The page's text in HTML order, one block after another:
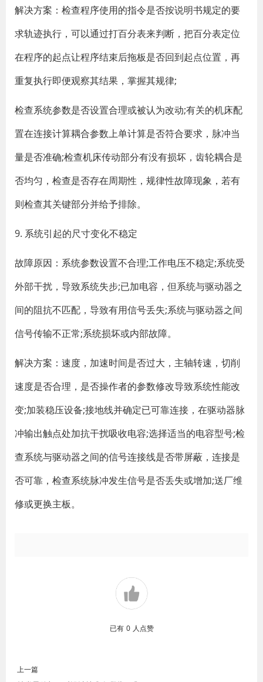
解决方案：检查程序使用的指令是否按说明书规定的要
求轨迹执行，可以通过打百分表来判断，把百分表定位
在程序的起点让程序结束后拖板是否回到起点位置，再
重复执行即便观察其结果，掌握其规律;
检查系统参数是否设置合理或被认为改动;有关的机床配
置在连接计算耦合参数上单计算是否符合要求，脉冲当
量是否准确;检查机床传动部分有没有损坏，齿轮耦合是
否均匀，检查是否存在周期性，规律性故障现象，若有
则检查其关键部分并给予排除。
9. 系统引起的尺寸变化不稳定
故障原因：系统参数设置不合理;工作电压不稳定;系统受
外部干扰，导致系统失步;已加电容，但系统与驱动器之
间的阻抗不匹配，导致有用信号丢失;系统与驱动器之间
信号传输不正常;系统损坏或内部故障。
解决方案：速度，加速时间是否过大，主轴转速，切削
速度是否合理，是否操作者的参数修改导致系统性能改
变;加装稳压设备;接地线并确定已可靠连接，在驱动器脉
冲输出触点处加抗干扰吸收电容;选择适当的电容型号;检
查系统与驱动器之间的信号连接线是否带屏蔽，连接是
否可靠，检查系统脉冲发生信号是否丢失或增加;送厂维
修或更换主板。
已有 0 人点赞
上一篇